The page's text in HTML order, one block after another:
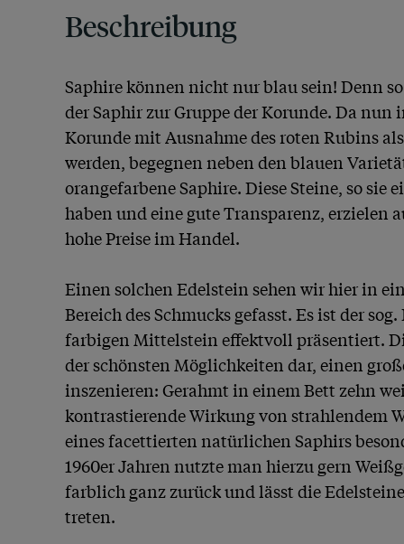
Beschreibung
Saphire können nicht nur blau sein! Denn
der Saphir zur Gruppe der Korunde. Da
Korunde mit Ausnahme des roten Rubins
werden, begegnen neben den blauen
orangefarbene Saphire. Diese Steine, so sie
haben und eine gute Transparenz, erzielen
hohe Preise im Handel.
Einen solchen Edelstein sehen wir hier in
Bereich des Schmucks gefasst. Es ist der
farbigen Mittelstein effektvoll präsentiert.
der schönsten Möglichkeiten dar, einen
inszenieren: Gerahmt in einem Bett zehn
kontrastierende Wirkung von strahlendem
eines facettierten natürlichen Saphirs
1960er Jahren nutzte man hierzu gern
farblich ganz zurück und lässt die
treten.